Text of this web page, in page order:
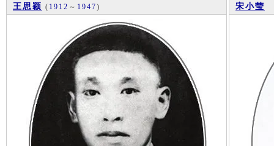
王思颖 ( 1912 ～ 1947) 宋小莹